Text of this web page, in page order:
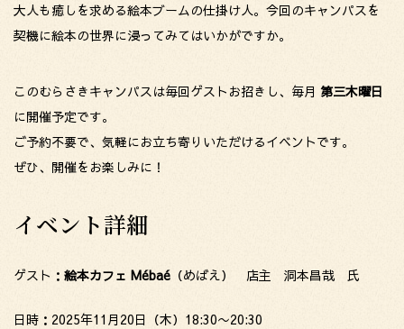
大人も癒しを求める絵本ブームの仕掛け人。今回のキャンパスを
契機に絵本の世界に浸ってみてはいかがですか。
このむらさきキャンパスは毎回ゲストお招きし、毎月 第三木曜日
に開催予定です。
ご予約不要で、気軽にお立ち寄りいただけるイベントです。
ぜひ、開催をお楽しみに！
イベント詳細
ゲスト： 絵本カフェ Mébaé （めばえ） 店主 洞本昌哉 氏
日時：2025年11月20日（木）18:30〜20:30